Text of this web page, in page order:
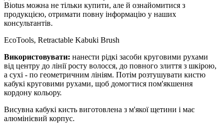
Biotus можна не тільки купити, але й ознайомитися з
продукцією, отримати повну інформацію у наших
консультантів.
EcoTools, Retractable Kabuki Brush
Використовувати: нанести рідкі засоби круговими рухами
від центру до лінії росту волосся, до повного злиття з шкірою,
а сухі - по геометричним лініям. Потім розтушувати кистю
кабукі круговими рухами, щоб домогтися пом'якшення
кордону кольору.
Висувна кабукі кисть виготовлена з м'якої щетини і має
алюмінієвий корпус.